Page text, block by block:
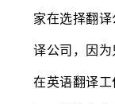
家在选择翻
译公司，因为
在英语翻译